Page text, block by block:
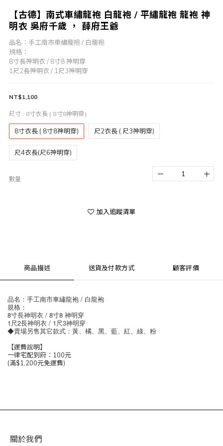
【古德】南式車繡龍袍 白龍袍 / 平繡龍袍 龍袍 神
明衣 吳府千歲 ， 薛府王爺
品名：手工南市車繡龍袍 / 白龍袍
規格：
8寸長神明衣 / 8寸8 神明穿
1尺2長神明衣 / 1尺3神明穿
NT$1,100
尺寸 : 8寸衣長 ( 8寸8神明穿)
8寸衣長 ( 8寸8神明穿) 尺2衣長 ( 尺3神明穿)
尺4衣長(尺6神明穿)
數量
加入追蹤清單
商品描述 送貨及付款方式 顧客評價
品名：手工南市車繡龍袍 / 白龍袍
規格：
8寸長神明衣 / 8寸8 神明穿
1尺2長神明衣 / 1尺3神明穿
◆賣場另售其它款式：黃、橘、黑、藍、紅、綠、粉
【運費說明】
一律宅配到府：100元
(滿$1,200元免運費)
關於我們